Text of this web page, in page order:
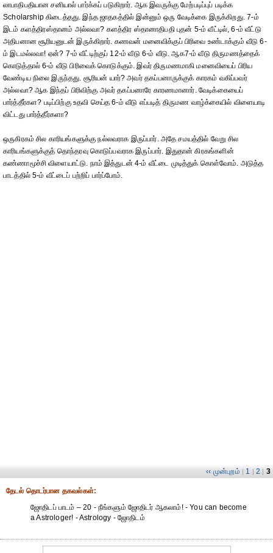
லாபாதிபதியான சனியால் பார்க்கப் படுகிறார். ஆக இவருக்கு மேற்படிப்புப் படிக்க
Scholarship கிடைத்தது. இந்த ஜாதகத்தில் இன்னும் ஒரு வேடிக்கை இருக்கிறது. 7-ம்
இடம் களத்திரஸ்தானம் அல்லவா? களத்திர ஸ்தானாதிபதி புதன் 5-ம் வீட்டில், 6-ம் வீட்டு
அதிபனான சூரியனுடன் இருக்கிறார். கணவன் மனைவிக்குப் பிரிவை உண்டாக்கும் வீடு 6-
ம் இடமல்லவா! ஏன்? 7-ம் வீட்டிற்குப் 12-ம் வீடு 6-ம் வீடு. ஆக7-ம் வீடு திருமணத்தைக்
கொடுத்தால் 6-ம் வீடு பிரிவைக் கொடுக்கும். இவர் திருமணமாகி மனைவியைப் பிரிய
வேண்டிய நிலை இருந்தது. சூரியன் யார்? அவர் தகப்பனாருக்குக் காரகம் வகிப்பவர்
அல்லவா? ஆக இந்தப் பிரிவிற்கு அவர் தகப்பனாரே காரணமானார். வேடிக்கையைப்
பார்த்தீர்கள? படிப்பிற்கு உதவி செய்த 6-ம் வீடு எப்படித் திருமண வாழ்க்கையில் விளையாடி
விட்டது பார்த்தீர்களா?
ஒருகிரகம் சில காரியங்களுக்கு நல்லவராக இருப்பார். அதே சமயத்தில் வேறு சில
காரியங்களுக்குத் தொந்தரவு கொடுப்பவராக இருப்பார். இதுதான் கிரகங்களின்
கண்ணாமூச்சி விளையாட்டு. நாம் இத்துடன் 4-ம் வீட்டை முடித்துக் கொள்வோம். அடுத்த
பாடத்தில் 5-ம் வீட்டைப் பற்றிப் பார்ப்போம்.
‹‹ முன்புறம் | 1 | 2 | 3
தேட‌ல் தொட‌ர்பான தகவ‌ல்க‌ள்:
ஜோதிடப் பாடம் – 20 - நீங்களும் ஜோதிடர் ஆகலாம்! - You can become
a Astrologer! - Astrology - ஜோதிடம்